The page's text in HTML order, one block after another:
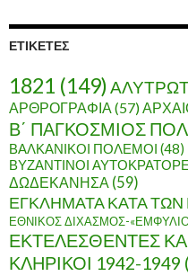
ο
ΕΤΙΚΈΤΕΣ
1821 (149)
ΑΡΘΡΟΓΡΑΦΙΑ(57)
Β΄ ΠΑΓΚΟΣΜΙΟΣ
ΒΑΛΚΑΝΙΚΟΙ ΠΟΛΕΜΟΙ (48)
ΒΥΖΑΝΤΙΝΟΙ
ΔΩΔΕΚΑΝΗΣΑ (59)
ΕΓΚΛΗΜΑΤΑ ΚΑΤΑ
ΕΘΝΙΚΟΣ ΔΙΧΑΣΜΟΣ-
ΕΚΤΕΛΕΣΘΕΝΤΕΣ
ΚΛΗΡΙΚΟΙ 1942-1949